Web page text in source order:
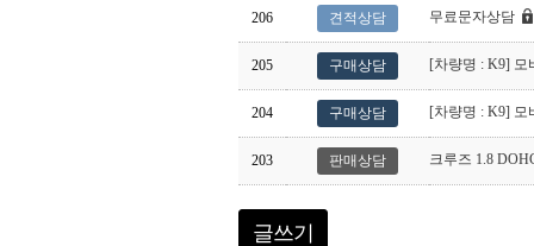
206 견적상담 무료문자상담
205 구매상담 [차량명 : K9]
204 구매상담 [차량명 : K9]
203 판매상담 크루즈 1.8
글쓰기